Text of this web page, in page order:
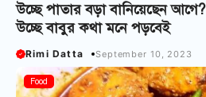
উচ্ছে পাতার বড়া বানিয়েছেন
উচ্ছে বাবুর কথা মনে পড়বেই
Rimi Datta September 10, 2023
Food